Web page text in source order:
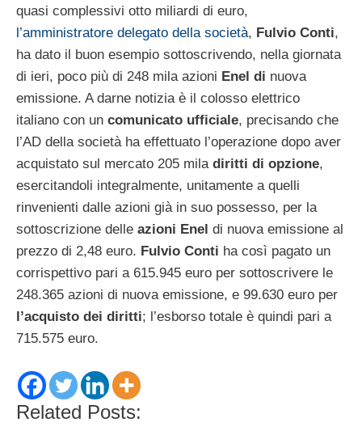
quasi complessivi otto miliardi di euro,
l’amministratore delegato della società, Fulvio Conti,
ha dato il buon esempio sottoscrivendo, nella giornata
di ieri, poco più di 248 mila azioni Enel di nuova
emissione. A darne notizia è il colosso elettrico
italiano con un comunicato ufficiale, precisando che
l’AD della società ha effettuato l’operazione dopo aver
acquistato sul mercato 205 mila diritti di opzione,
esercitandoli integralmente, unitamente a quelli
rinvenienti dalle azioni già in suo possesso, per la
sottoscrizione delle azioni Enel di nuova emissione al
prezzo di 2,48 euro. Fulvio Conti ha così pagato un
corrispettivo pari a 615.945 euro per sottoscrivere le
248.365 azioni di nuova emissione, e 99.630 euro per
l’acquisto dei diritti; l’esborso totale è quindi pari a
715.575 euro.
Related Posts: